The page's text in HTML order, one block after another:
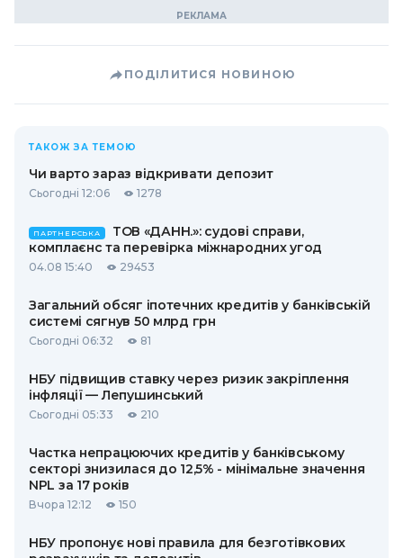
ПОДІЛИТИСЯ НОВИНОЮ
ТАКОЖ ЗА ТЕМОЮ
Чи варто зараз відкривати депозит
Сьогодні 12:06 1278
ПАРТНЕРСЬКА
ТОВ «ДАНН.»: судові справи,
комплаєнс та перевірка міжнародних угод
04.08 15:40 29453
Загальний обсяг іпотечних кредитів у банківській
системі сягнув 50 млрд грн
Сьогодні 06:32 81
НБУ підвищив ставку через ризик закріплення
інфляції — Лепушинський
Сьогодні 05:33 210
Частка непрацюючих кредитів у банківському
секторі знизилася до 12,5% - мінімальне значення
NPL за 17 років
Вчора 12:12 150
НБУ пропонує нові правила для безготівкових